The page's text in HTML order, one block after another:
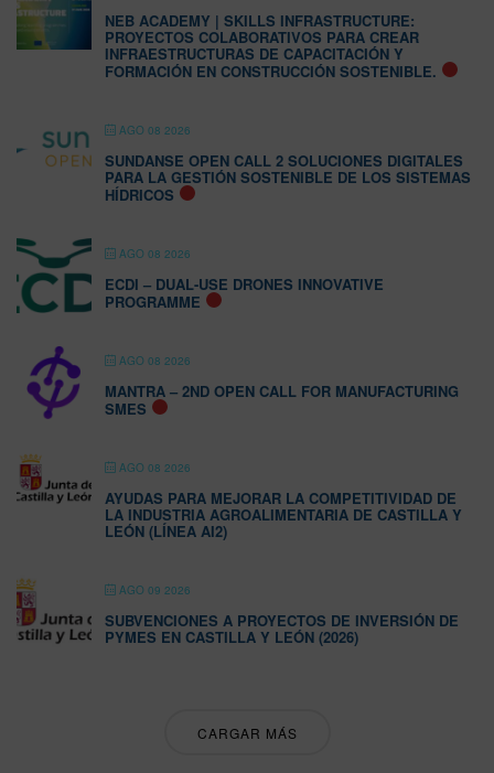
NEB ACADEMY | SKILLS INFRASTRUCTURE:
PROYECTOS COLABORATIVOS PARA CREAR
INFRAESTRUCTURAS DE CAPACITACIÓN Y
FORMACIÓN EN CONSTRUCCIÓN SOSTENIBLE.
AGO 08 2026
SUNDANSE OPEN CALL 2 SOLUCIONES DIGITALES
PARA LA GESTIÓN SOSTENIBLE DE LOS SISTEMAS
HÍDRICOS
AGO 08 2026
ECDI – DUAL-USE DRONES INNOVATIVE
PROGRAMME
AGO 08 2026
MANTRA – 2ND OPEN CALL FOR MANUFACTURING
SMES
AGO 08 2026
AYUDAS PARA MEJORAR LA COMPETITIVIDAD DE
LA INDUSTRIA AGROALIMENTARIA DE CASTILLA Y
LEÓN (LÍNEA AI2)
AGO 09 2026
SUBVENCIONES A PROYECTOS DE INVERSIÓN DE
PYMES EN CASTILLA Y LEÓN (2026)
CARGAR MÁS